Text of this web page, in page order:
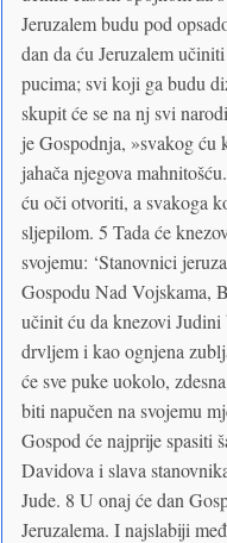
Jeruzalem budu pod
dan da ću Jeruzalem
pucima; svi koji ga budu
skupit će se na nj svi
je Gospodnja, »svakog ću
jahača njegova
ću oči otvoriti, a svakoga
sljepilom. 5 Tada će
svojemu: ‘Stanovnici
Gospodu Nad Vojskama,
učinit ću da knezovi Judini
drvljem i kao ognjena
će sve puke uokolo,
biti napučen na svojemu
Gospod će najprije spasiti
Davidova i slava
Jude. 8 U onaj će dan
Jeruzalema. I najslabiji